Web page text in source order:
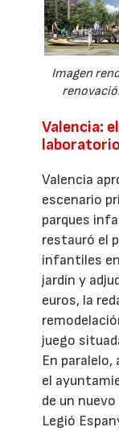
Imagen
Valencia:
Valencia
escenario
parques
restauró el
infantiles
jardín y
euros, la
juego
En
el
de un
Legió